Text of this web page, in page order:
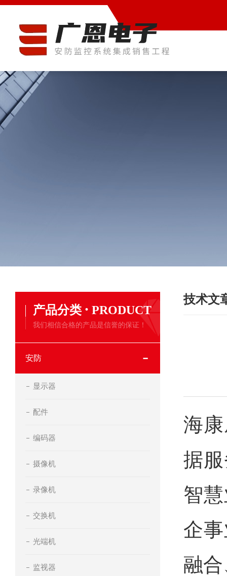
产品分类 · PRODUCT
我们相信合格的产品是信誉的保证！
安防
显示器
配件
编码器
摄像机
录像机
交换机
光端机
监视器
技术文
海
据
智
企
融